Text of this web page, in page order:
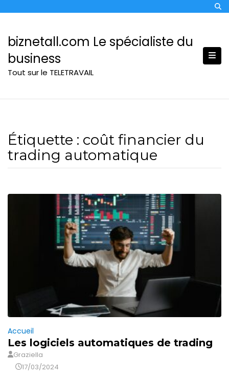
biznetall.com Le spécialiste du
business
Tout sur le TELETRAVAIL
Étiquette : coût financier du
trading automatique
Accueil
Les logiciels automatiques de trading
Graziella
17/03/2024